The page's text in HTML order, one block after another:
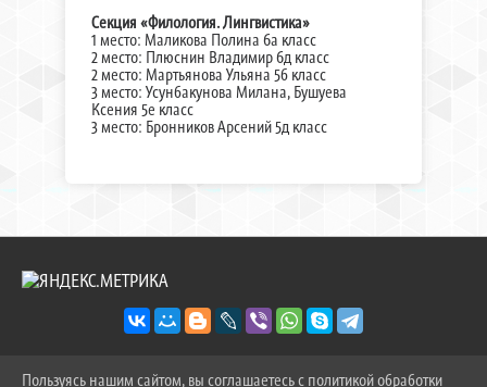
Секция «Филология. Лингвистика»
1 место: Маликова Полина 6а класс
2 место: Плюснин Владимир 6д класс
2 место: Мартьянова Ульяна 5б класс
3 место: Усунбакунова Милана, Бушуева
Ксения 5е класс
3 место: Бронников Арсений 5д класс
Пользуясь нашим сайтом, вы соглашаетесь с политикой обработки